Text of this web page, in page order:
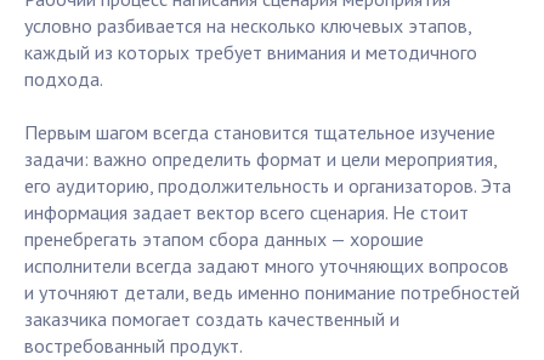
условно разбивается на несколько ключевых этапов,
каждый из которых требует внимания и методичного
подхода.
Первым шагом всегда становится тщательное изучение
задачи: важно определить формат и цели мероприятия,
его аудиторию, продолжительность и организаторов. Эта
информация задает вектор всего сценария. Не стоит
пренебрегать этапом сбора данных — хорошие
исполнители всегда задают много уточняющих вопросов
и уточняют детали, ведь именно понимание потребностей
заказчика помогает создать качественный и
востребованный продукт.